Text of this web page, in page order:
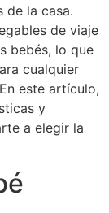
de la casa.
de viaje
bebés, lo que
cualquier
este artículo,
y
a elegir la